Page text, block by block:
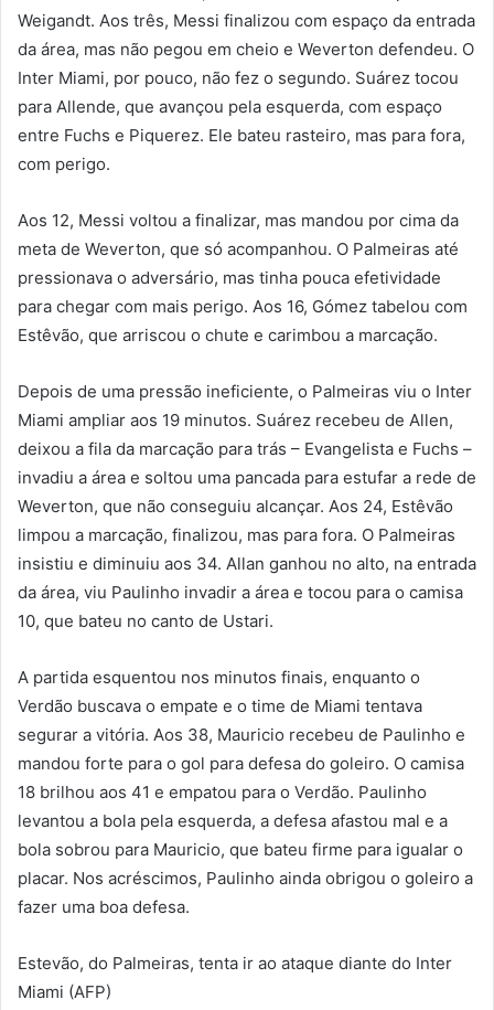
Weigandt. Aos três, Messi finalizou com espaço da entrada
da área, mas não pegou em cheio e Weverton defendeu. O
Inter Miami, por pouco, não fez o segundo. Suárez tocou
para Allende, que avançou pela esquerda, com espaço
entre Fuchs e Piquerez. Ele bateu rasteiro, mas para fora,
com perigo.
Aos 12, Messi voltou a finalizar, mas mandou por cima da
meta de Weverton, que só acompanhou. O Palmeiras até
pressionava o adversário, mas tinha pouca efetividade
para chegar com mais perigo. Aos 16, Gómez tabelou com
Estêvão, que arriscou o chute e carimbou a marcação.
Depois de uma pressão ineficiente, o Palmeiras viu o Inter
Miami ampliar aos 19 minutos. Suárez recebeu de Allen,
deixou a fila da marcação para trás – Evangelista e Fuchs –
invadiu a área e soltou uma pancada para estufar a rede de
Weverton, que não conseguiu alcançar. Aos 24, Estêvão
limpou a marcação, finalizou, mas para fora. O Palmeiras
insistiu e diminuiu aos 34. Allan ganhou no alto, na entrada
da área, viu Paulinho invadir a área e tocou para o camisa
10, que bateu no canto de Ustari.
A partida esquentou nos minutos finais, enquanto o
Verdão buscava o empate e o time de Miami tentava
segurar a vitória. Aos 38, Mauricio recebeu de Paulinho e
mandou forte para o gol para defesa do goleiro. O camisa
18 brilhou aos 41 e empatou para o Verdão. Paulinho
levantou a bola pela esquerda, a defesa afastou mal e a
bola sobrou para Mauricio, que bateu firme para igualar o
placar. Nos acréscimos, Paulinho ainda obrigou o goleiro a
fazer uma boa defesa.
Estevão, do Palmeiras, tenta ir ao ataque diante do Inter
Miami (AFP)